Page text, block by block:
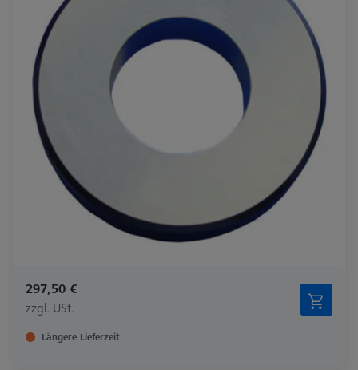
297,50 €
zzgl. USt.
Längere Lieferzeit